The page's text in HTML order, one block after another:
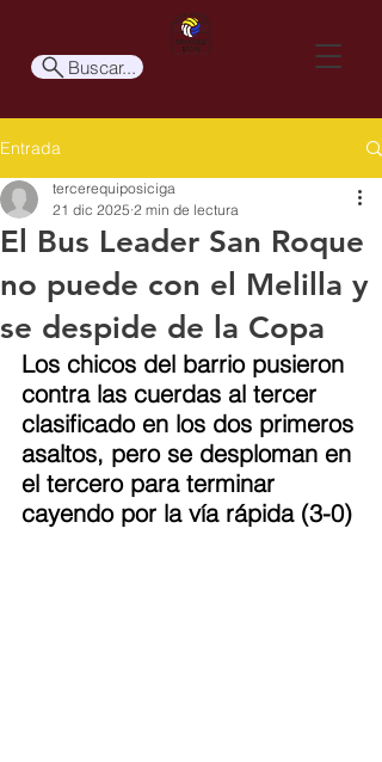
Buscar...
Entrada
El Bus Leader San Roque
no puede con el Melilla y
se despide de la Copa
tercerequiposiciga
21 dic 2025 2 min de lectura
Los chicos del barrio pusieron
contra las cuerdas al tercer
clasificado en los dos primeros
asaltos, pero se desploman en
el tercero para terminar
cayendo por la vía rápida (3-0)